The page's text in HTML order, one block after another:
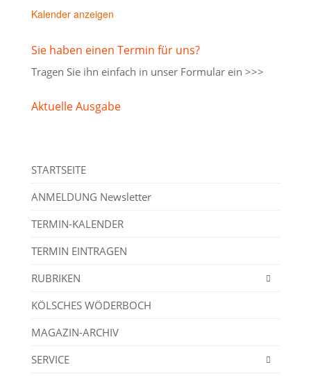
Kalender anzeigen
Sie haben einen Termin für uns?
Tragen Sie ihn einfach in unser Formular ein >>>
Aktuelle Ausgabe
STARTSEITE
ANMELDUNG Newsletter
TERMIN-KALENDER
TERMIN EINTRAGEN
RUBRIKEN
KÖLSCHES WÖDERBOCH
MAGAZIN-ARCHIV
SERVICE